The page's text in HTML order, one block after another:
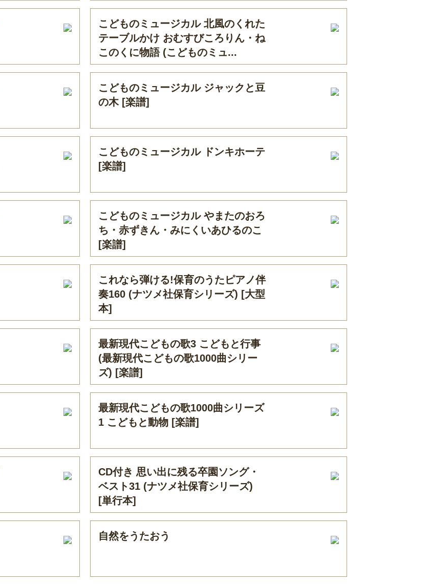
こどものミュージカル 北風のくれた
テーブルかけ おむすびころりん・ね
このくに物語 (こどものミュ...
こどものミュージカル ジャックと豆
の木 [楽譜]
こどものミュージカル ドンキホーテ
[楽譜]
こどものミュージカル やまたのおろ
ち・赤ずきん・みにくいあひるのこ
[楽譜]
これなら弾ける!保育のうたピアノ伴
奏160 (ナツメ社保育シリーズ) [大型
本]
最新現代こどもの歌3 こどもと行事
(最新現代こどもの歌1000曲シリー
ズ) [楽譜]
最新現代こどもの歌1000曲シリーズ
1 こどもと動物 [楽譜]
CD付き 思い出に残る卒園ソング・
ベスト31 (ナツメ社保育シリーズ)
[単行本]
自然をうたおう